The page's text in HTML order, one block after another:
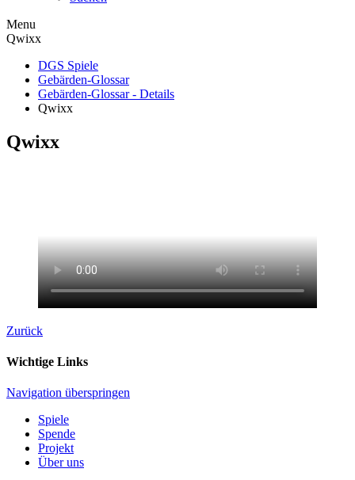
Menu
Qwixx
DGS Spiele
Gebärden-Glossar
Gebärden-Glossar - Details
Qwixx
Qwixx
Zurück
Wichtige Links
Navigation überspringen
Spiele
Spende
Projekt
Über uns